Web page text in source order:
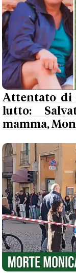
Attentato di
lutto:
mamma,